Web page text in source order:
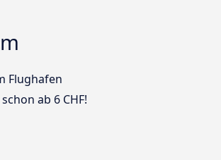
Flughafen
ab 6 CHF!